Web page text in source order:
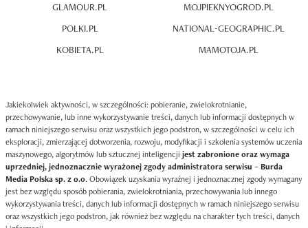
GLAMOUR.PL
POLKI.PL
KOBIETA.PL
MOJPIEKNYOGROD.PL
NATIONAL-GEOGRAPHIC.PL
MAMOTOJA.PL
Jakiekolwiek aktywności, w szczególności: pobieranie, zwielokrotnianie,
przechowywanie, lub inne wykorzystywanie treści, danych lub informacji dostępnych w
ramach niniejszego serwisu oraz wszystkich jego podstron, w szczególności w celu ich
eksploracji, zmierzającej dotworzenia, rozwoju, modyfikacji i szkolenia systemów uczenia
maszynowego, algorytmów lub sztucznej inteligencji jest zabronione oraz wymaga
uprzedniej, jednoznacznie wyrażonej zgody administratora serwisu – Burda
Media Polska sp. z o.o. Obowiązek uzyskania wyraźnej i jednoznacznej zgody wymagany
jest bez względu sposób pobierania, zwielokrotniania, przechowywania lub innego
wykorzystywania treści, danych lub informacji dostępnych w ramach niniejszego serwisu
oraz wszystkich jego podstron, jak również bez względu na charakter tych treści, danych